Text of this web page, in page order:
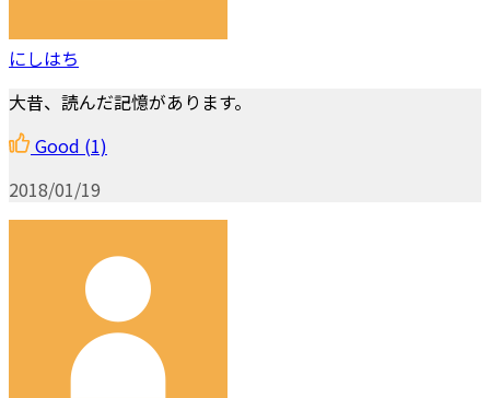
にしはち
大昔、読んだ記憶があります。
Good (1)
2018/01/19